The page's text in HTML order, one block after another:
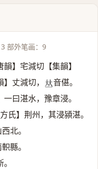
部外笔画：9
韻】宅減切【集韻】
】丈減切， 𠀤音偡。
一曰湛水，豫章浸。
方氏】荆州，其浸潁湛。
北。
縣。